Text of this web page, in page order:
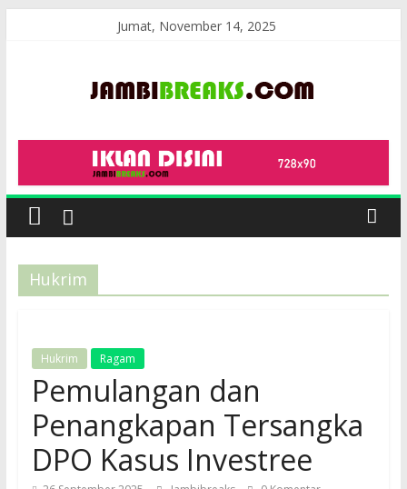
Jumat, November 14, 2025
JambiBreaks
Hukrim
Hukrim Ragam
Pemulangan dan
Penangkapan Tersangka
DPO Kasus Investree